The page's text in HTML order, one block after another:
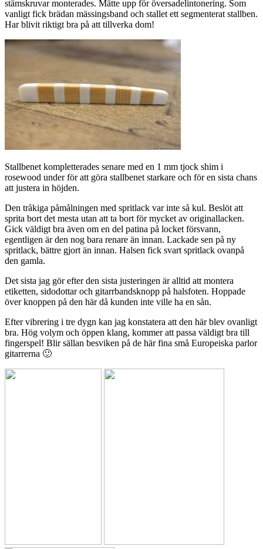
stämskruvar monterades. Mätte upp för översadelintonering. Som
vanligt fick brädan mässingsband och stallet ett segmenterat stallben.
Har blivit riktigt bra på att tillverka dom!
Stallbenet kompletterades senare med en 1 mm tjock shim i
rosewood under för att göra stallbenet starkare och för en sista chans
att justera in höjden.
Den tråkiga påmålningen med spritlack var inte så kul. Beslöt att
sprita bort det mesta utan att ta bort för mycket av originallacken.
Gick väldigt bra även om en del patina på locket försvann,
egentligen är den nog bara renare än innan. Lackade sen på ny
spritlack, bättre gjort än innan. Halsen fick svart spritlack ovanpå
den gamla.
Det sista jag gör efter den sista justeringen är alltid att montera
etiketten, sidodottar och gitarrbandsknopp på halsfoten. Hoppade
över knoppen på den här då kunden inte ville ha en sån.
Efter vibrering i tre dygn kan jag konstatera att den här blev ovanligt
bra. Hög volym och öppen klang, kommer att passa väldigt bra till
fingerspel! Blir sällan besviken på de här fina små Europeiska parlor
gitarrerna 🙂